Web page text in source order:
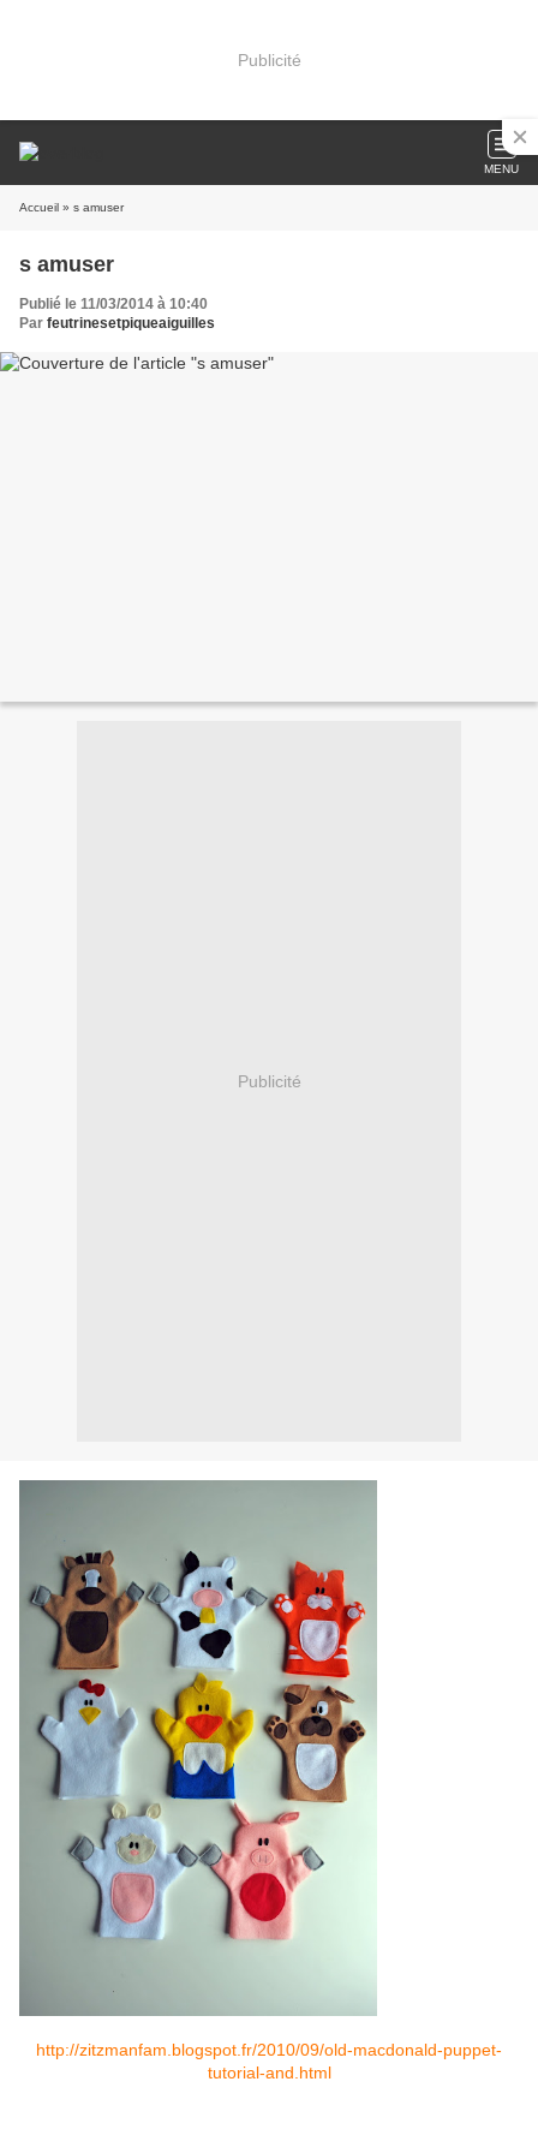
Publicité
MENU
Accueil » s amuser
s amuser
Publié le 11/03/2014 à 10:40
Par feutrinesetpiqueaiguilles
Publicité
http://zitzmanfam.blogspot.fr/2010/09/old-macdonald-puppet-
tutorial-and.html